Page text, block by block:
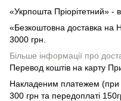
«Укрпошта Пріорітетний» -
«Безкоштовна доставка на
3000 грн.
Більше інформації про
Перевод коштів на карту
Накладеним платежем (при
300 грн та передоплаті